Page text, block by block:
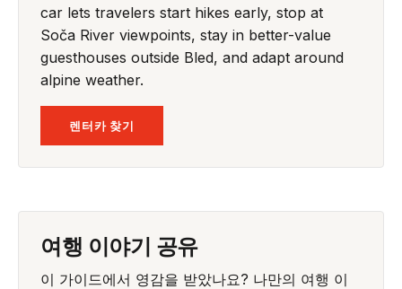
car lets travelers start hikes early, stop at
Soča River viewpoints, stay in better-value
guesthouses outside Bled, and adapt around
alpine weather.
렌터카 찾기
여행 이야기 공유
이 가이드에서 영감을 받았나요? 나만의 여행 이